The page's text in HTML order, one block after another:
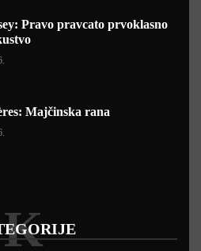
Pravo pravcato prvoklasno
Majčinska rana
K